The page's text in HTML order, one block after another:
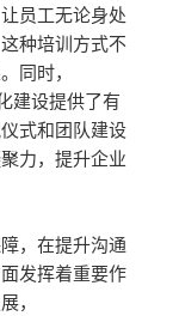
员工无论身处
种培训方式不
同时，
建设提供了有
式和团队建设
力，提升企业
，在提升沟通
发挥着重要作
，